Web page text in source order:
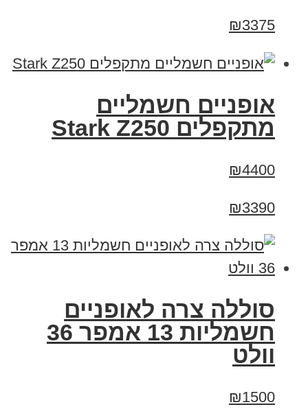
₪3375
‏אופניים חשמליים
‏מתקפלים Stark Z250
₪4400
₪3390
סוללה צרה לאופניים
חשמליות 13 אמפר 36
וולט
₪1500